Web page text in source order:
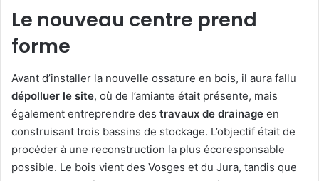
Le nouveau centre prend
forme
Avant d’installer la nouvelle ossature en bois, il aura fallu
dépolluer le site, où de l’amiante était présente, mais
également entreprendre des travaux de drainage en
construisant trois bassins de stockage. L’objectif était de
procéder à une reconstruction la plus écoresponsable
possible. Le bois vient des Vosges et du Jura, tandis que